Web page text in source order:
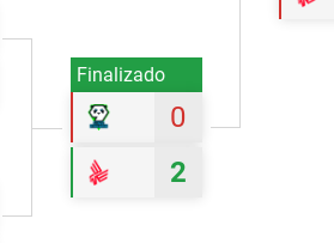
Finalizado
0
2